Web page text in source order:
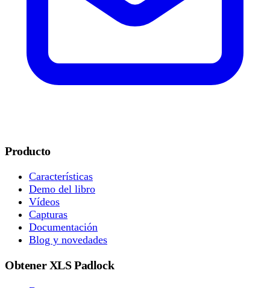
Producto
Características
Demo del libro
Vídeos
Capturas
Documentación
Blog y novedades
Obtener XLS Padlock